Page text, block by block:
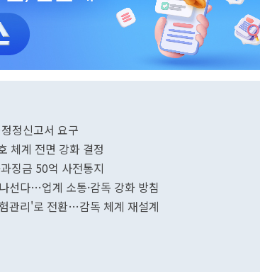
정신고서 요구
체계 전면 강화 결정
징금 50억 사전통지
선다…업계 소통·감독 강화 방침
관리'로 전환…감독 체계 재설계